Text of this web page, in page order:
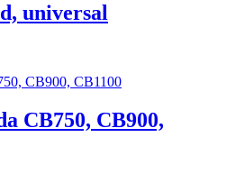
universal
CB750, CB900,